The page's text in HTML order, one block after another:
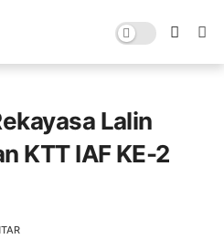
Lalin
KTT IAF KE-2